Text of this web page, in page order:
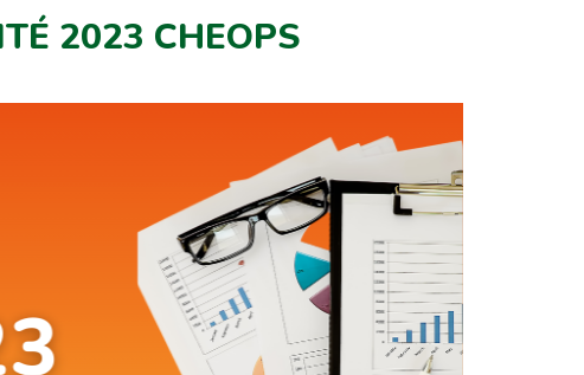
2023 CHEOPS